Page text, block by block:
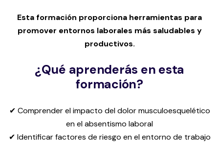
Esta formación proporciona herramientas para
promover entornos laborales más saludables y
productivos.
¿Qué aprenderás en esta
formación?
✔ Comprender el impacto del dolor musculoesquelético
en el absentismo laboral
✔ Identificar factores de riesgo en el entorno de trabajo